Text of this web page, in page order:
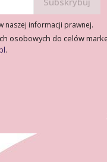
naszej informacji prawnej.
osobowych do celów
.